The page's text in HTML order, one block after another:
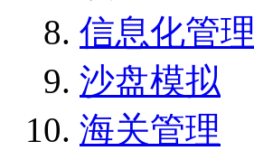
信息化管理
沙盘模拟
海关管理